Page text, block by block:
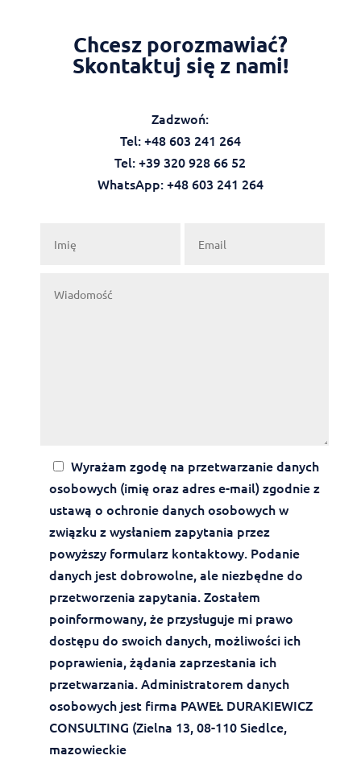
Chcesz porozmawiać?
Skontaktuj się z nami!
Zadzwoń:
Tel: +48 603 241 264
Tel: +39 320 928 66 52
WhatsApp: +48 603 241 264‬‬
Wyrażam zgodę na przetwarzanie danych
osobowych (imię oraz adres e-mail) zgodnie z
ustawą o ochronie danych osobowych w
związku z wysłaniem zapytania przez
powyższy formularz kontaktowy. Podanie
danych jest dobrowolne, ale niezbędne do
przetworzenia zapytania. Zostałem
poinformowany, że przysługuje mi prawo
dostępu do swoich danych, możliwości ich
poprawienia, żądania zaprzestania ich
przetwarzania. Administratorem danych
osobowych jest firma PAWEŁ DURAKIEWICZ
CONSULTING (Zielna 13, 08-110 Siedlce,
mazowieckie